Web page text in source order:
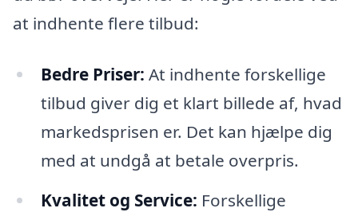
at indhente flere tilbud:
Bedre Priser: At indhente forskellige
tilbud giver dig et klart billede af, hvad
markedsprisen er. Det kan hjælpe dig
med at undgå at betale overpris.
Kvalitet og Service: Forskellige